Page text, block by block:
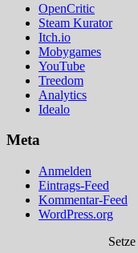
OpenCritic
Steam Kurator
Itch.io
Mobygames
YouTube
Treedom
Analytics
Idealo
Meta
Anmelden
Eintrags-Feed
Kommentar-Feed
WordPress.org